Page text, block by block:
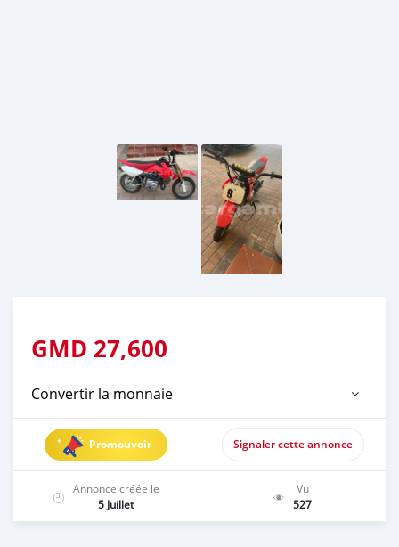
GMD 27,600
Convertir la monnaie
Promouvoir Signaler cette annonce
Annonce créée le
5 Juillet
Vu
527